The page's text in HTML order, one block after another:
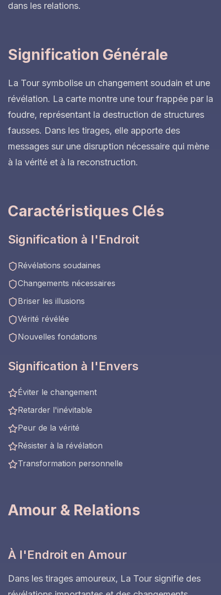
dans les relations.
Signification Générale
La Tour symbolise un changement soudain et une
révélation. La carte montre une tour frappée par la
foudre, représentant la destruction de structures
fausses. Dans les tirages, elle apporte des
messages sur une disruption nécessaire qui mène
à la vérité et à la reconstruction.
Caractéristiques Clés
Signification à l'Endroit
Révélations soudaines
Changements nécessaires
Briser les illusions
Vérité révélée
Nouvelles fondations
Signification à l'Envers
Éviter le changement
Retarder l'inévitable
Peur de la vérité
Résister à la révélation
Transformation personnelle
Amour & Relations
À l'Endroit en Amour
Dans les tirages amoureux, La Tour signifie des